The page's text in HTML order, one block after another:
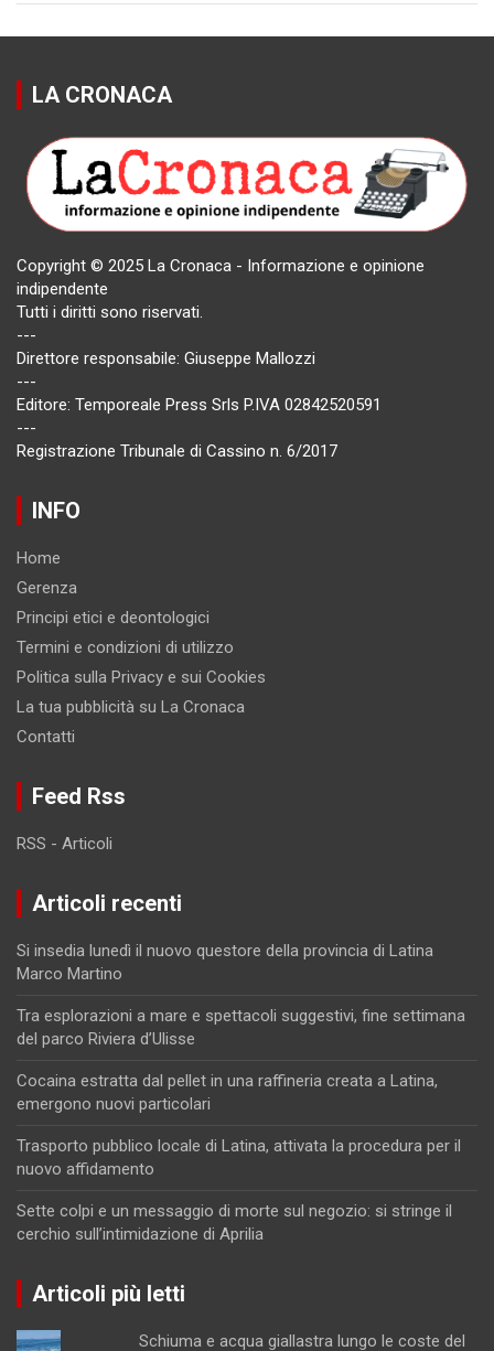
LA CRONACA
Copyright © 2025 La Cronaca - Informazione e opinione
indipendente
Tutti i diritti sono riservati.
---
Direttore responsabile: Giuseppe Mallozzi
---
Editore: Temporeale Press Srls P.IVA 02842520591
---
Registrazione Tribunale di Cassino n. 6/2017
INFO
Home
Gerenza
Principi etici e deontologici
Termini e condizioni di utilizzo
Politica sulla Privacy e sui Cookies
La tua pubblicità su La Cronaca
Contatti
Feed Rss
RSS - Articoli
Articoli recenti
Si insedia lunedì il nuovo questore della provincia di Latina
Marco Martino
Tra esplorazioni a mare e spettacoli suggestivi, fine settimana
del parco Riviera d’Ulisse
Cocaina estratta dal pellet in una raffineria creata a Latina,
emergono nuovi particolari
Trasporto pubblico locale di Latina, attivata la procedura per il
nuovo affidamento
Sette colpi e un messaggio di morte sul negozio: si stringe il
cerchio sull’intimidazione di Aprilia
Articoli più letti
Schiuma e acqua giallastra lungo le coste del